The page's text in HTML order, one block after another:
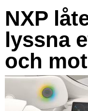
NXP
lyssna
och